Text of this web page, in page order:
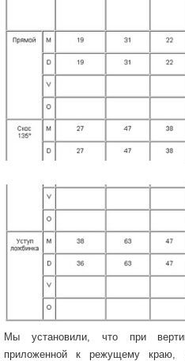
Мы установили, что при
приложенной к режущему краю,